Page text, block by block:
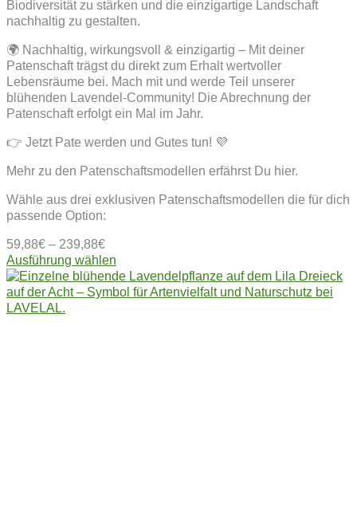
Biodiversität zu stärken und die einzigartige Landschaft
nachhaltig zu gestalten.
🌍 Nachhaltig, wirkungsvoll & einzigartig – Mit deiner
Patenschaft trägst du direkt zum Erhalt wertvoller
Lebensräume bei. Mach mit und werde Teil unserer
blühenden Lavendel-Community! Die Abrechnung der
Patenschaft erfolgt ein Mal im Jahr.
👉 Jetzt Pate werden und Gutes tun! 💜
Mehr zu den Patenschaftsmodellen erfährst Du hier.
Wähle aus drei exklusiven Patenschaftsmodellen die für dich
passende Option:
59,88€ – 239,88€
Ausführung wählen
Produkt
weist